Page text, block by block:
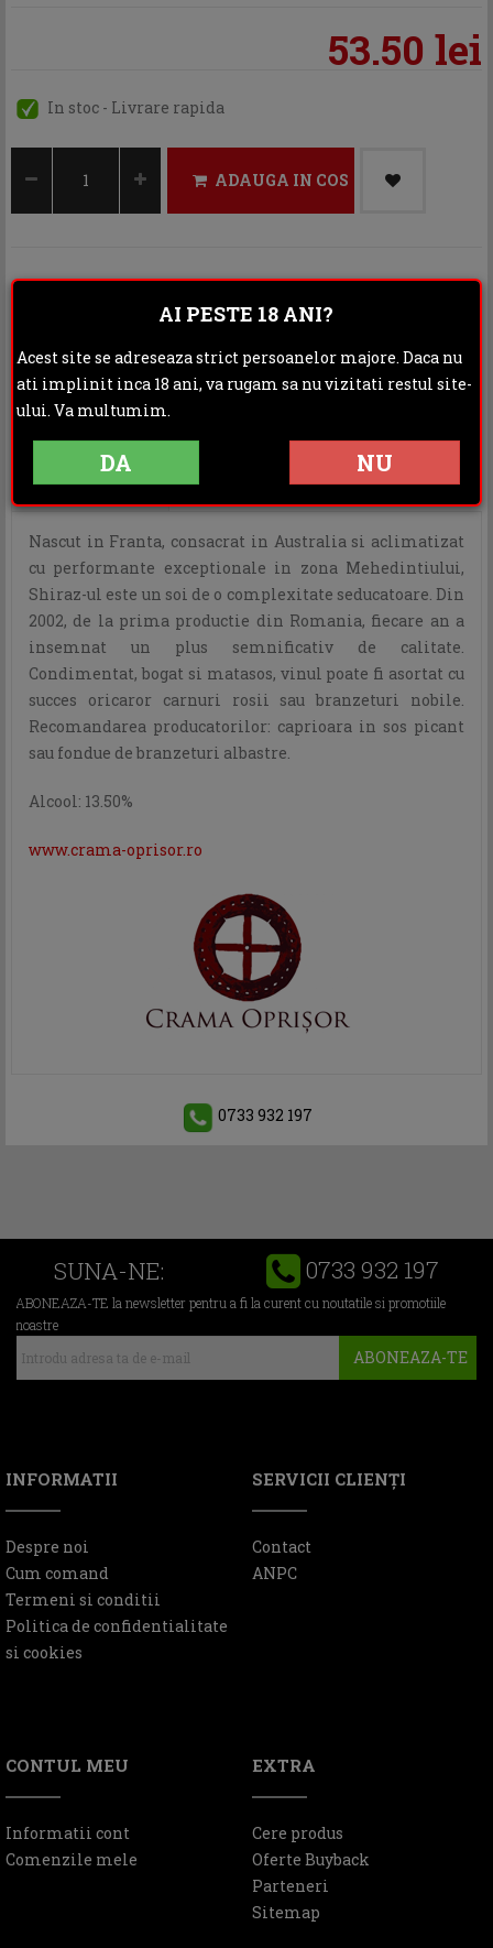
53.50 lei
In stoc - Livrare rapida
ADAUGA IN COS
Categoria:
Rating:
DESCRIERE INFORMATII ADITIONALE
OPINII (1)
Nascut in Franta, consacrat in Australia si aclimatizat
cu performante exceptionale in zona Mehedintiului,
Shiraz-ul este un soi de o complexitate seducatoare. Din
2002, de la prima productie din Romania, fiecare an a
insemnat un plus semnificativ de calitate.
Condimentat, bogat si matasos, vinul poate fi asortat cu
succes oricaror carnuri rosii sau branzeturi nobile.
Recomandarea producatorilor: caprioara in sos picant
sau fondue de branzeturi albastre.
Alcool: 13.50%
www.crama-oprisor.ro
0733 932 197
SUNA-NE: 0733 932 197
ABONEAZA-TE la newsletter pentru a fi la curent cu noutatile si promotiile
noastre
ABONEAZA-TE
INFORMATII
Despre noi
Cum comand
Termeni si conditii
Politica de confidentialitate
si cookies
SERVICII CLIENŢI
Contact
ANPC
CONTUL MEU
Informatii cont
Comenzile mele
EXTRA
Cere produs
Oferte Buyback
Parteneri
Sitemap
AI PESTE 18 ANI?
Acest site se adreseaza strict persoanelor majore. Daca nu
ati implinit inca 18 ani, va rugam sa nu vizitati restul site-
ului. Va multumim.
DA NU